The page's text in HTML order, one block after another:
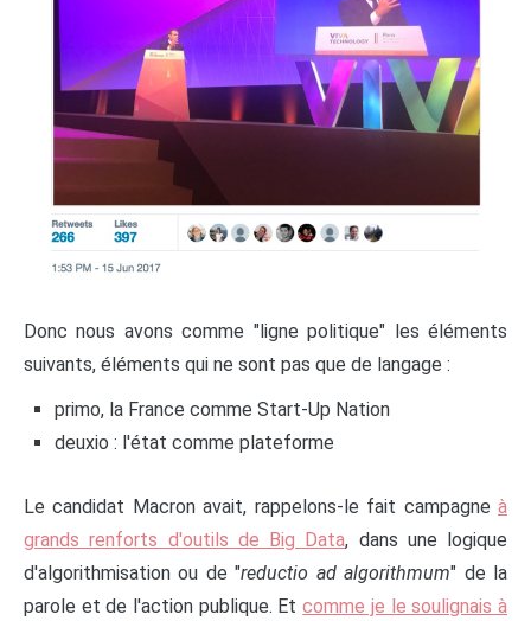
Donc nous avons comme "ligne politique" les éléments
suivants, éléments qui ne sont pas que de langage :
primo, la France comme Start-Up Nation
deuxio : l'état comme plateforme
Le candidat Macron avait, rappelons-le fait campagne à
grands renforts d'outils de Big Data, dans une logique
d'algorithmisation ou de "reductio ad algorithmum" de la
parole et de l'action publique. Etcomme je le soulignais à